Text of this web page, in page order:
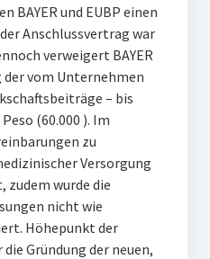
BAYER und EUBP einen
Anschlussvertrag war
verweigert BAYER
der vom Unternehmen
– bis
(60.000 ). Im
zu
Versorgung
wurde die
nicht wie
Höhepunkt der
Gründung der neuen,